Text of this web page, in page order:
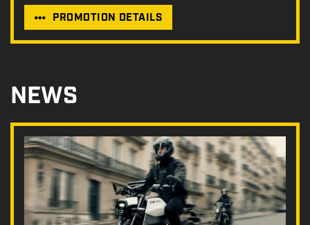
PROMOTION DETAILS
NEWS